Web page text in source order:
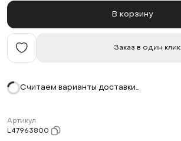
В корзину
Заказ в один клик
Считаем варианты доставки…
Артикул
L47963800